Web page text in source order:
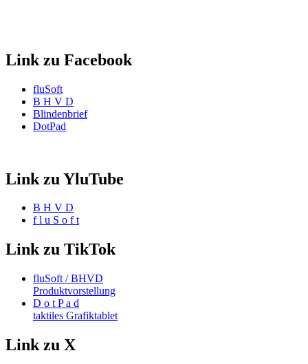
Link zu Facebook
fluSoft
B H V D
Blindenbrief
DotPad
Link zu YluTube
B H V D
f l u S o f t
Link zu TikTok
fluSoft / BHVD
Produktvorstellung
D o t P a d
taktiles Grafiktablet
Link zu X